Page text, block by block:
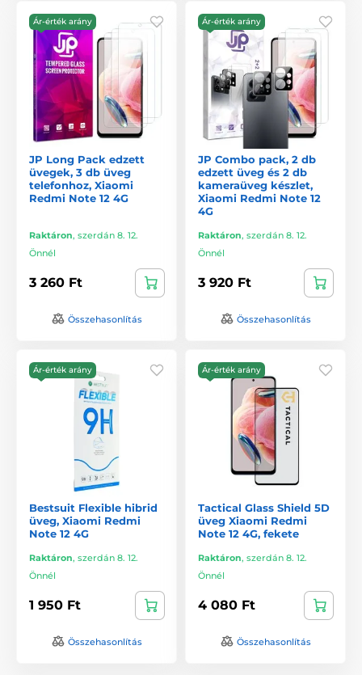
Ár-érték arány
JP Long Pack edzett
üvegek, 3 db üveg
telefonhoz, Xiaomi
Redmi Note 12 4G
Raktáron, szerdán 8. 12.
Önnél
3 260 Ft
Összehasonlítás
Ár-érték arány
JP Combo pack, 2 db
edzett üveg és 2 db
kameraüveg készlet,
Xiaomi Redmi Note 12
4G
Raktáron, szerdán 8. 12.
Önnél
3 920 Ft
Összehasonlítás
Ár-érték arány
Bestsuit Flexible hibrid
üveg, Xiaomi Redmi
Note 12 4G
Raktáron, szerdán 8. 12.
Önnél
1 950 Ft
Összehasonlítás
Ár-érték arány
Tactical Glass Shield 5D
üveg Xiaomi Redmi
Note 12 4G, fekete
Raktáron, szerdán 8. 12.
Önnél
4 080 Ft
Összehasonlítás